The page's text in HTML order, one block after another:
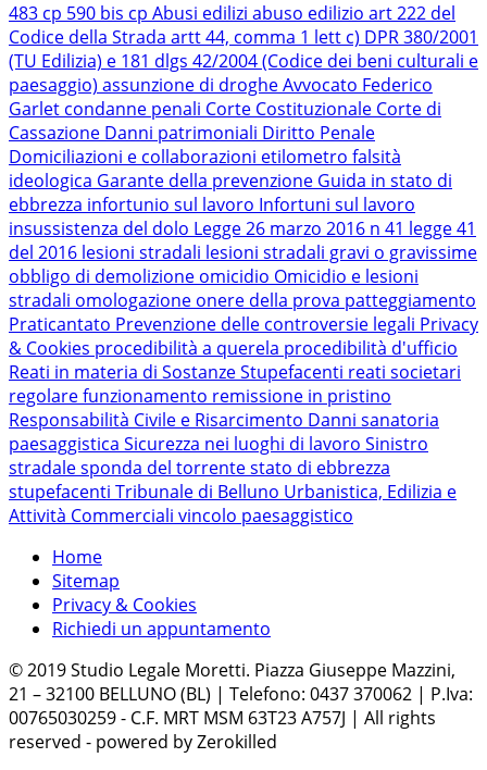
483 cp 590 bis cp Abusi edilizi abuso edilizio art 222 del
Codice della Strada artt 44, comma 1 lett c) DPR 380/2001
(TU Edilizia) e 181 dlgs 42/2004 (Codice dei beni culturali e
paesaggio) assunzione di drogheAvvocato Federico
Garlet condanne penali Corte Costituzionale Corte di
Cassazione Danni patrimoniali Diritto Penale
Domiciliazioni e collaborazioni etilometro falsità
ideologica Garante della prevenzione Guida in stato di
ebbrezza infortunio sul lavoro Infortuni sul lavoro
insussistenza del dolo Legge 26 marzo 2016 n 41 legge 41
del 2016 lesioni stradali lesioni stradali gravi o gravissime
obbligo di demolizione omicidio Omicidio e lesioni
stradali omologazione onere della prova patteggiamento
Praticantato Prevenzione delle controversie legali Privacy
& Cookies procedibilità a querela procedibilità d'ufficio
Reati in materia di Sostanze Stupefacenti reati societari
regolare funzionamento remissione in pristino
Responsabilità Civile e Risarcimento Danni sanatoria
paesaggistica Sicurezza nei luoghi di lavoro Sinistro
stradalesponda del torrentestato di ebbrezza
stupefacenti Tribunale di Belluno Urbanistica, Edilizia e
Attività Commerciali vincolo paesaggistico
Home
Sitemap
Privacy & Cookies
Richiedi un appuntamento
© 2019 Studio Legale Moretti. Piazza Giuseppe Mazzini,
21 – 32100 BELLUNO (BL) | Telefono: 0437 370062 | P.Iva:
00765030259 - C.F. MRT MSM 63T23 A757J | All rights
reserved - powered by Zerokilled